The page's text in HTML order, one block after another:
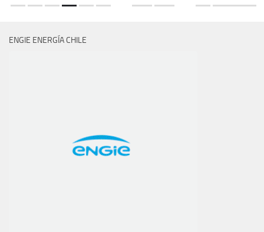
ENGIE ENERGÍA CHILE